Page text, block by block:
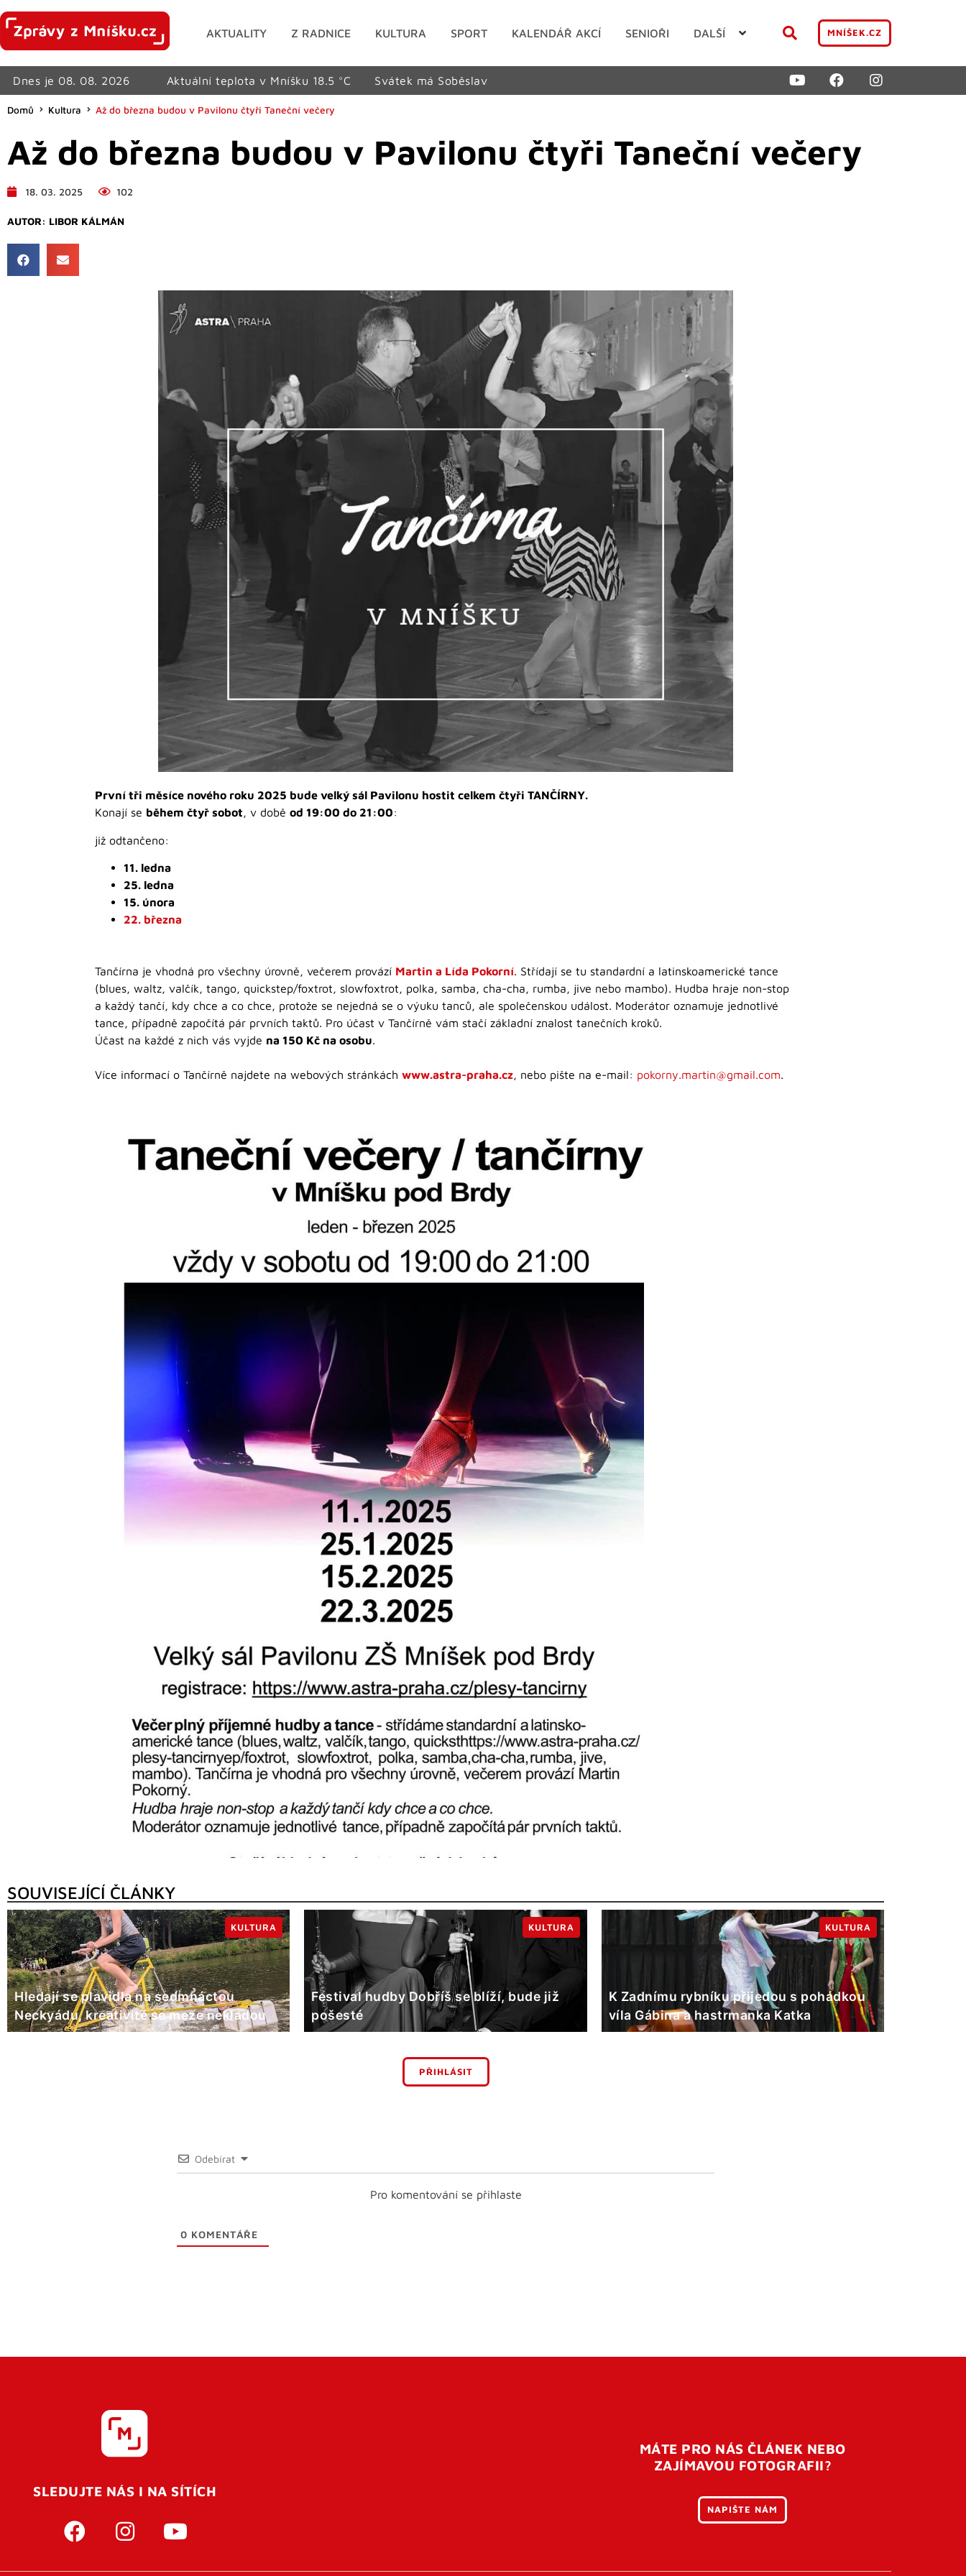
AKTUALITY Z RADNICE KULTURA SPORT KALENDÁŘ AKCÍ SENIOŘI DALŠÍ MNÍŠEK.CZ
Dnes je 08. 08. 2026 Aktuální teplota v Mníšku 18.5 °C Svátek má Soběslav
Domů Kultura Až do března budou v Pavilonu čtyři Taneční večery
Až do března budou v Pavilonu čtyři Taneční večery
18. 03. 2025 102
AUTOR: LIBOR KÁLMÁN
První tři měsíce nového roku 2025 bude velký sál Pavilonu hostit celkem čtyři TANČÍRNY.
Konají se během čtyř sobot, v době od 19:00 do 21:00:
již odtančeno:
11. ledna
25. ledna
15. února
22. března
Tančírna je vhodná pro všechny úrovně, večerem provází Martin a Lída Pokorní. Střídají se tu standardní a latinskoamerické tance
(blues, waltz, valčík, tango, quickstep/foxtrot, slowfoxtrot, polka, samba, cha-cha, rumba, jive nebo mambo). Hudba hraje non-stop
a každý tančí, kdy chce a co chce, protože se nejedná se o výuku tanců, ale společenskou událost. Moderátor oznamuje jednotlivé
tance, případně započítá pár prvních taktů. Pro účast v Tančírně vám stačí základní znalost tanečních kroků.
Účast na každé z nich vás vyjde na 150 Kč na osobu.
Více informací o Tančírně najdete na webových stránkách www.astra-praha.cz, nebo pište na e-mail: pokorny.martin@gmail.com.
SOUVISEJÍCÍ ČLÁNKY
Hledají se plavidla na sedmnáctou
Neckyádu, kreativitě se meze nekladou
KULTURA
Festival hudby Dobříš se blíží, bude již
pošesté
KULTURA
K Zadnímu rybníku přijedou s pohádkou
víla Gábina a hastrmanka Katka
KULTURA
PŘIHLÁSIT
Odebírat
Pro komentování se přihlaste
0 KOMENTÁŘE
SLEDUJTE NÁS I NA SÍTÍCH
MÁTE PRO NÁS ČLÁNEK NEBO
ZAJÍMAVOU FOTOGRAFII?
NAPIŠTE NÁM